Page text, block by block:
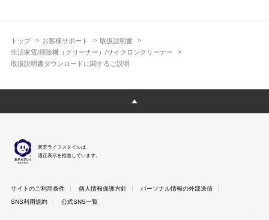
トップ お客様サポート
取扱説明書
生活家電/掃除機（クリーナー）/サイクロンクリーナー
取扱説明書ダウンロードに関するご説明
明書以外の印刷物が同梱されている場合がありますが、本サイト
ではそれらを全て公開しておりませんのであらかじめご了承くだ
さい。
ございますのであらかじめご了承ください。
のであらかじめご了承ください。
東芝ライフスタイルは、
適正表示を推進しています。
サイトのご利用条件 個人情報保護方針
パーソナル情報の外部送信
SNS利用規約
公式SNS一覧